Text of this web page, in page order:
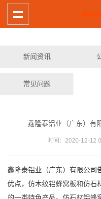
新闻资讯
常见问题
鑫隆泰铝业（广东）有
时间：2020-12-
鑫隆泰铝业（广东）有限公司
优点，仿木纹铝蜂窝板和仿石